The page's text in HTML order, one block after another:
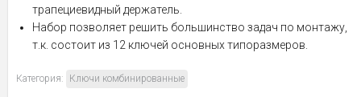
трапециевидный держатель.
Набор позволяет решить большинство задач по монтажу,
т.к. состоит из 12 ключей основных типоразмеров.
Категория: Ключи комбинированные